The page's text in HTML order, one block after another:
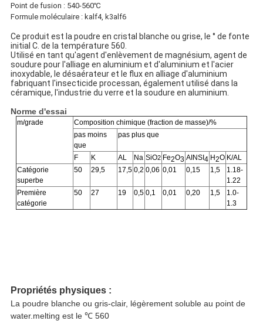
Point de fusion : 540-560℃
Formule moléculaire : kalf4, k3alf6
Ce produit est la poudre en cristal blanche ou grise, le ° de fonte
initial C. de la température 560.
Utilisé en tant qu'agent d'enlèvement de magnésium, agent de
soudure pour l'alliage en aluminium et d'aluminium et l'acier
inoxydable, le désaérateur et le flux en alliage d'aluminium
fabriquant l'insecticide processan, également utilisé dans la
céramique, l'industrie du verre et la soudure en aluminium.
Norme d'essai
m/grade
Composition chimique (fraction de masse)/%
pas moins
que
pas plus que
F K AL Na SiO2 Fe2O3 AINSI 4 H2O K/AL
Catégorie
superbe
50 29,5 17,5 0,2 0,06 0,01 0,15 1,5
1.18-
1.22
Première
catégorie
50 27 19 0,5 0,1 0,01 0,20 1,5
1.0-
1.3
Propriétés physiques :
La poudre blanche ou gris-clair, légèrement soluble au point de
water.melting est le ℃ 560